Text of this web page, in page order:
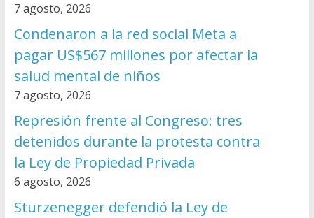
7 agosto, 2026
Condenaron a la red social Meta a
pagar US$567 millones por afectar la
salud mental de niños
7 agosto, 2026
Represión frente al Congreso: tres
detenidos durante la protesta contra
la Ley de Propiedad Privada
6 agosto, 2026
Sturzenegger defendió la Ley de